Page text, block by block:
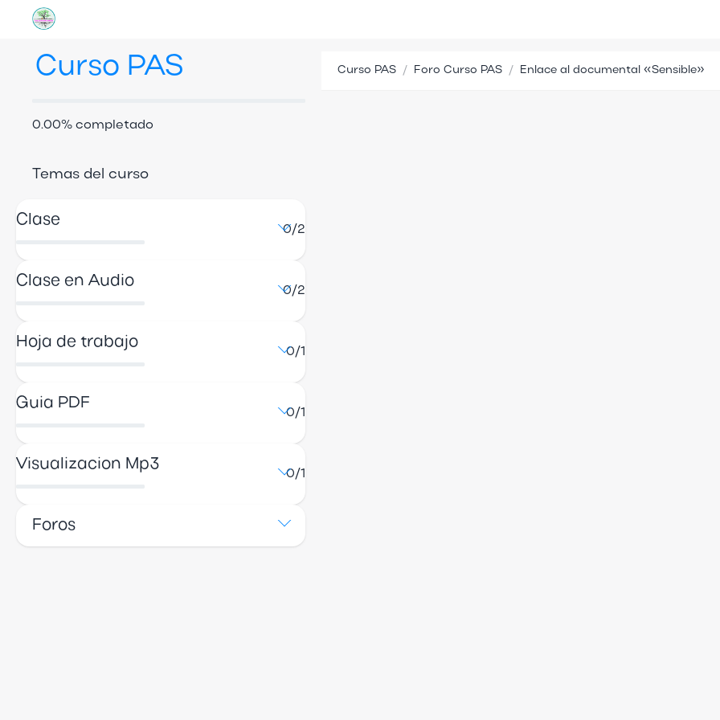
Curso PAS
0.00% completado
Temas del curso
Clase
0/2
Clase en Audio
0/2
Hoja de trabajo
0/1
Guia PDF
0/1
Visualizacion Mp3
0/1
Foros
Curso PAS Foro Curso PAS Enlace al documental «Sensible»